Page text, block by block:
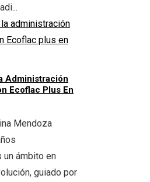
Administración
Ecoflac Plus En
Mendoza
un ámbito en
guiado por